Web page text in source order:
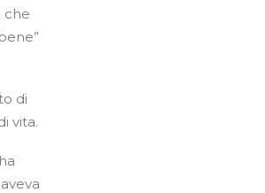
che
di
vita.